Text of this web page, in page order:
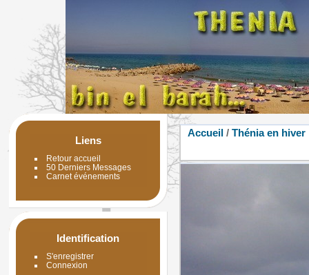
Liens
Retour accueil
50 Derniers Messages
Carnet événements
Identification
S'enregistrer
Connexion
Accueil / Thénia en hiver